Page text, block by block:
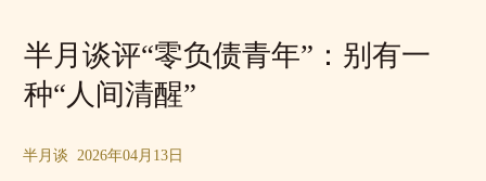
半月谈评“零负债青年”：别有一
种“人间清醒”
半月谈 2026年04月13日